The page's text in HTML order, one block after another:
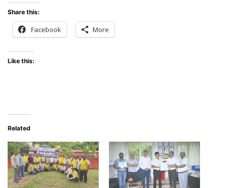
Share this:
Facebook More
Like this:
Related